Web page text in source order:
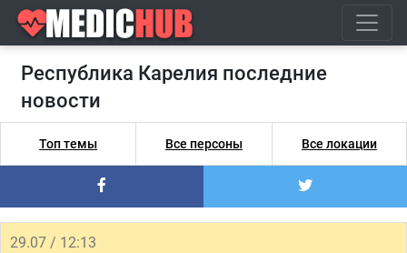
Республика Карелия последние
новости
Топ темы Все персоны Все локации
29.07 / 12:13